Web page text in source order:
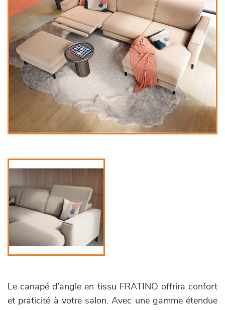
Le canapé d’angle en tissu FRATINO offrira confort
et praticité à votre salon. Avec une gamme étendue